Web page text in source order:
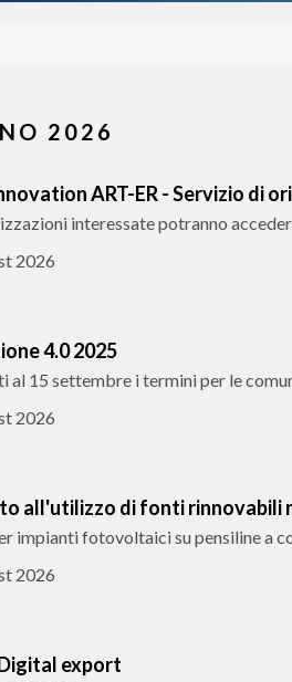
2026
ART-ER - Servizio di
interessate potranno
2026
4.0 2025
al 15 settembre i termini per le
2026
all'utilizzo di fonti rinnovabili
impianti fotovoltaici su pensiline a
2026
export